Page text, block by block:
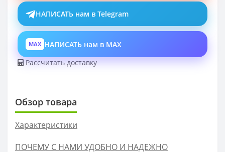
НАПИСАТЬ нам в Telegram
MAX НАПИСАТЬ нам в MAX
Рассчитать доставку
Обзор товара
Характеристики
ПОЧЕМУ С НАМИ УДОБНО И НАДЕЖНО